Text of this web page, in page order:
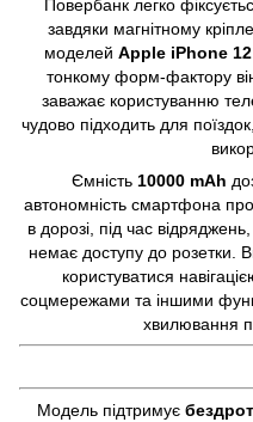
Повербанк легко
завдяки магнітному
моделей Apple iPhone
тонкому форм-фактору
заважає користуванню
чудово підходить для
Ємність 10000 mAh
автономність смартфона
в дорозі, під час
немає доступу до розетки.
користуватися
соцмережами та іншими
хвилювання
Модель підтримує